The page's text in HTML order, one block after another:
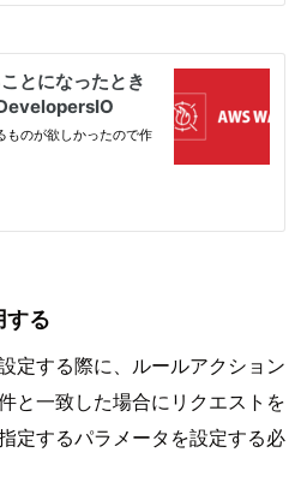
する
定する際に、ルールアクション
と一致した場合にリクエストを
定するパラメータを設定する必